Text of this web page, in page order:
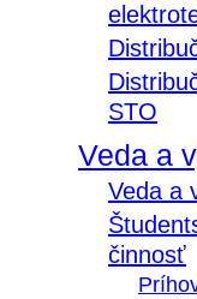
STO
Veda a
Veda a
činnosť